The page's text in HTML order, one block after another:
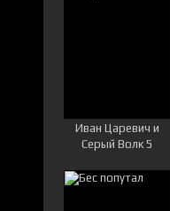
Иван Царевич и
Серый Волк 5